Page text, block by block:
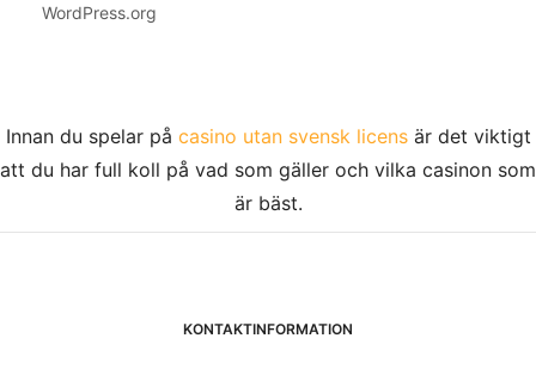
WordPress.org
Innan du spelar på casino utan svensk licensär det viktigt
att du har full koll på vad som gäller och vilka casinon som
är bäst.
KONTAKTINFORMATION